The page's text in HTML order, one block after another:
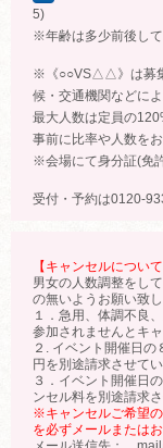
5)
※年齢は多少前後して
※《○○VS△△》は募
候・交通機関などに
最大人数は定員の
事前に比率や人数を
※会場にて身分証(免
受付・予約は0120-
【キャンセルについて
男女の人数調整をし
の無いようお願い致し
１．急用、体調不良
参加されませんとキ
２. イベント開催日
円を別途請求させてい
３．イベント開催日
ンセル料を別途請求
※キャンセルご希望
を必ずメールまたは